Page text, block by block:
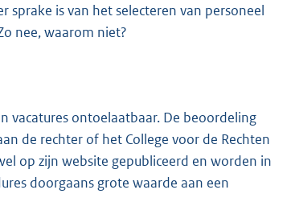
is van het selecteren van personeel
nee, waarom niet?
vacatures ontoelaatbaar. De beoordeling
de rechter of het College voor de Rechten
op zijn website gepubliceerd en worden in
doorgaans grote waarde aan een